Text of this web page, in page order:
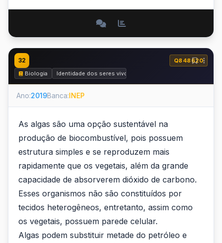
32
Q848620
Biologia
Identidade dos seres vivos
Ano:2019Banca:INEP
As algas são uma opção sustentável na
produção de biocombustível, pois possuem
estrutura simples e se reproduzem mais
rapidamente que os vegetais, além da grande
capacidade de absorverem dióxido de carbono.
Esses organismos não são constituídos por
tecidos heterogêneos, entretanto, assim como
os vegetais, possuem parede celular.
Algas podem substituir metade do petróleo e